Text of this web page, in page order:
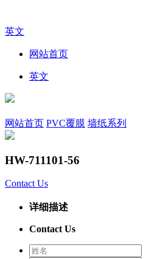
英文
网站首页
英文
网站首页 PVC覆膜 墙纸系列
HW-711101-56
Contact Us
详细描述
Contact Us